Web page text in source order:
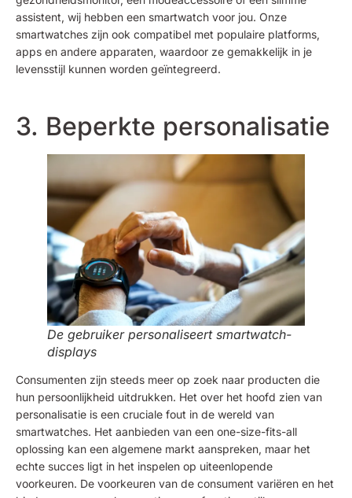
assistent, wij hebben een smartwatch voor jou. Onze
smartwatches zijn ook compatibel met populaire platforms,
apps en andere apparaten, waardoor ze gemakkelijk in je
levensstijl kunnen worden geïntegreerd.
3. Beperkte personalisatie
De gebruiker personaliseert smartwatch-
displays
Consumenten zijn steeds meer op zoek naar producten die
hun persoonlijkheid uitdrukken. Het over het hoofd zien van
personalisatie is een cruciale fout in de wereld van
smartwatches. Het aanbieden van een one-size-fits-all
oplossing kan een algemene markt aanspreken, maar het
echte succes ligt in het inspelen op uiteenlopende
voorkeuren. De voorkeuren van de consument variëren en het